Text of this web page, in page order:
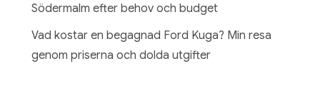
Södermalm efter behov och budget
Vad kostar en begagnad Ford Kuga? Min resa
genom priserna och dolda utgifter